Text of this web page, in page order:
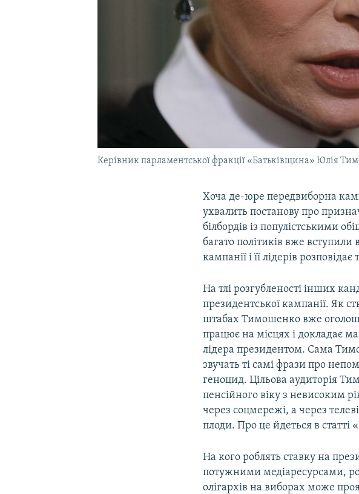
Керівник парламентської фракції «Батьківщина» Юлія
Хоча де-юре передвиборна
ухвалить постанову про
білбордів із популістськими
багато політиків вже вступили
кампанії і її лідерів
На тлі розгубленості інших
президентської кампанії. Як
штабах Тимошенко вже
працює на місцях і докладає
лідера президентом. Сама
звучать ті самі фрази про
геноцид. Цільова аудиторія
пенсійного віку з невисоким
через соцмережі, а через
плоди. Про це йдеться в статті
На кого роблять ставку на
потужними медіаресурсами,
олігархів на виборах може